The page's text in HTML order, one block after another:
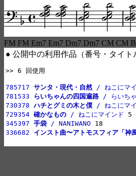
FM FM Em7 Em7 Dm7 Dm7 CM CM
● 公開中の利用作品（番号・タイ
>> 6 回使用
785717 サンタ・現代・自然 / ねこにマ
781533
らいちゃんの四国遍路 / らいち
730378 ハチとグミの木と僕 / ねこにマ
729354 確かなもの / ねこにマインド
345397 手袋 / NANIWANO
336682 インスト曲〜アトモスフィア「神風